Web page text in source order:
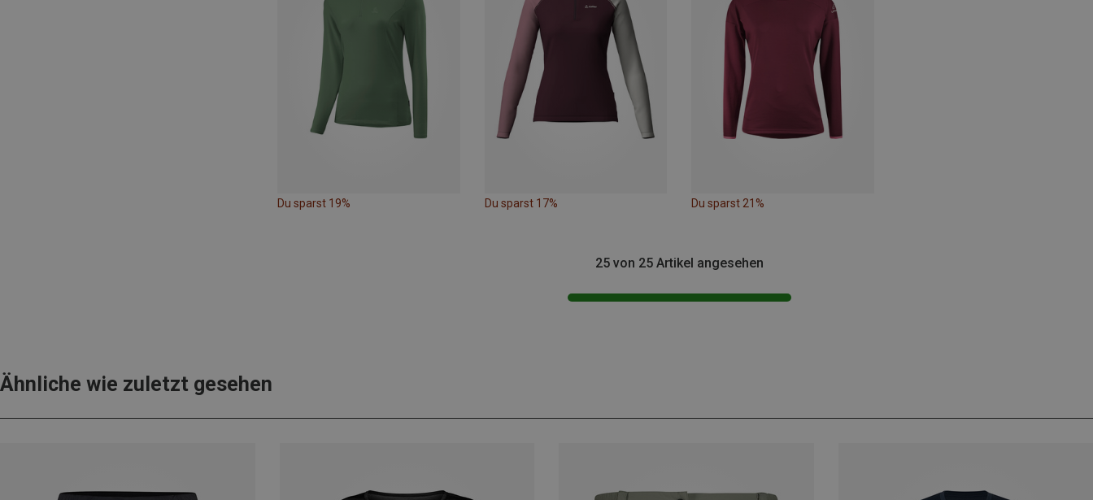
Du sparst 19% Du sparst 17% Du sparst 21%
25 von 25 Artikel angesehen
Ähnliche wie zuletzt gesehen